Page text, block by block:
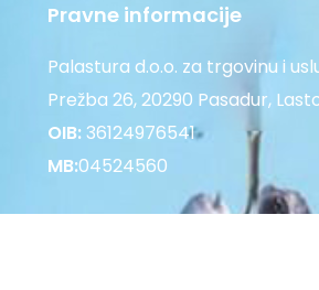
Pravne informacije
Palastura d.o.o. za trgovinu i
Prežba 26, 20290 Pasadur,
OIB:36124976541
MB:04524560